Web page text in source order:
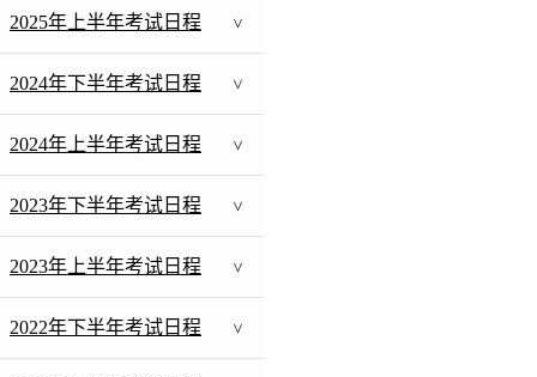
2025年上半年考试日程 >
2024年下半年考试日程 >
2024年上半年考试日程 >
2023年下半年考试日程 >
2023年上半年考试日程 >
2022年下半年考试日程 >